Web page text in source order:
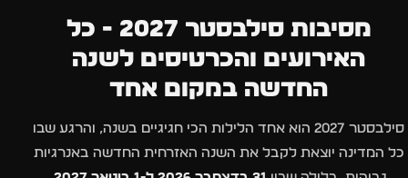
מסיבות סילבסטר 2027 - כל
האירועים והכרטיסים לשנה
החדשה במקום אחד
סילבסטר 2027 הוא אחד הלילות הכי חגיגיים בשנה, והרגע שבו
כל המדינה יוצאת לקבל את השנה האזרחית החדשה באנרגיות